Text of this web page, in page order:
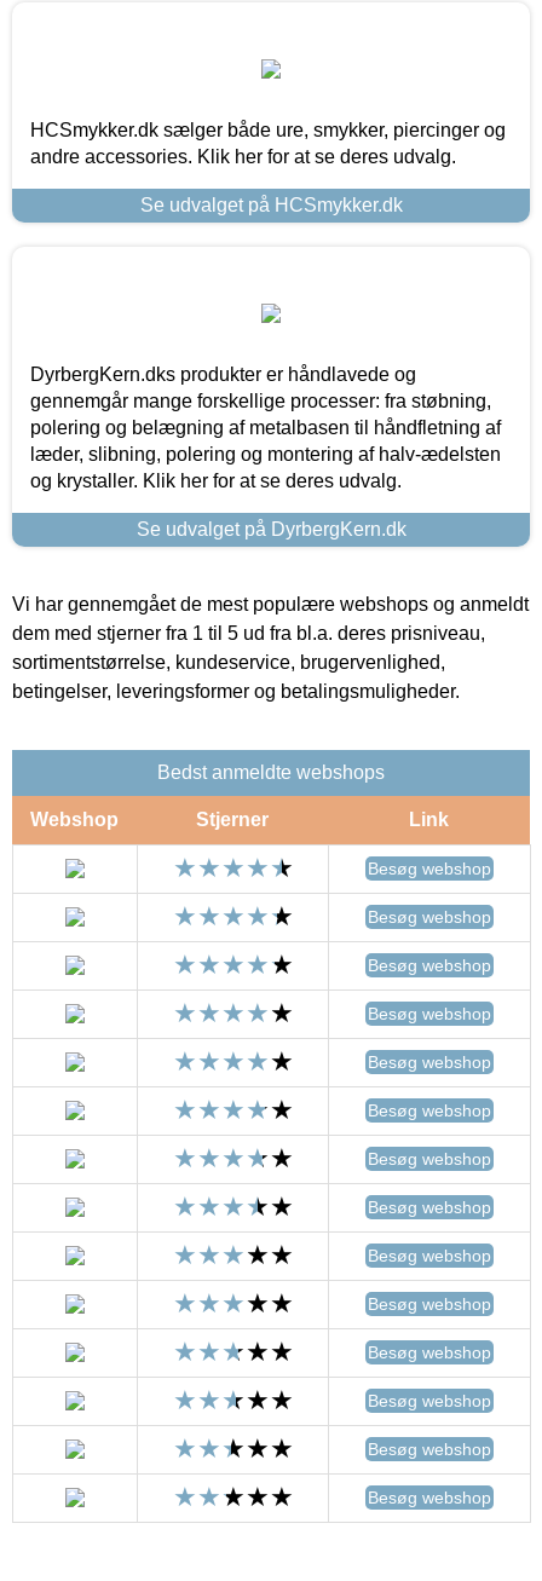
HCSmykker.dk sælger både ure, smykker, piercinger og
andre accessories. Klik her for at se deres udvalg.
Se udvalget på HCSmykker.dk
DyrbergKern.dks produkter er håndlavede og
gennemgår mange forskellige processer: fra støbning,
polering og belægning af metalbasen til håndfletning af
læder, slibning, polering og montering af halv-ædelsten
og krystaller. Klik her for at se deres udvalg.
Se udvalget på DyrbergKern.dk
Vi har gennemgået de mest populære webshops og anmeldt
dem med stjerner fra 1 til 5 ud fra bl.a. deres prisniveau,
sortimentstørrelse, kundeservice, brugervenlighed,
betingelser, leveringsformer og betalingsmuligheder.
Bedst anmeldte webshops
Webshop Stjerner Link
Besøg webshop
Besøg webshop
Besøg webshop
Besøg webshop
Besøg webshop
Besøg webshop
Besøg webshop
Besøg webshop
Besøg webshop
Besøg webshop
Besøg webshop
Besøg webshop
Besøg webshop
Besøg webshop